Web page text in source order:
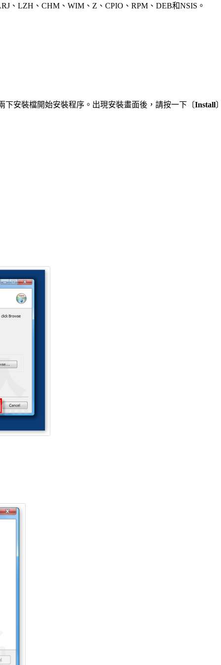
、LZH、CHM、WIM、Z、CPIO、RPM、DEB和NSIS。
安裝檔開始安裝程序。出現安裝畫面後，請按一下〔Install